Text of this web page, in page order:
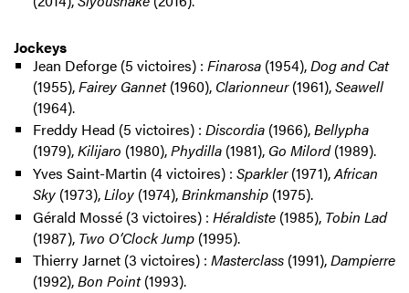
Jockeys
Jean Deforge (5 victoires) : Finarosa (1954),Dog and Cat
(1955),Fairey Gannet(1960), Clarionneur(1961),Seawell
(1964).
Freddy Head (5 victoires) : Discordia (1966),Bellypha
(1979),Kilijaro (1980),Phydilla(1981), Go Milord(1989).
Yves Saint-Martin (4 victoires) : Sparkler(1971),African
Sky(1973),Liloy (1974),Brinkmanship(1975).
Gérald Mossé (3 victoires) : Héraldiste(1985), Tobin Lad
(1987), Two O’Clock Jump(1995).
Thierry Jarnet (3 victoires) : Masterclass(1991),Dampierre
(1992),Bon Point(1993).